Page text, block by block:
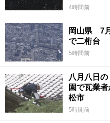
4時間前
岡山県 7
で二桁台
5時間前
八月八日
園で瓦業
松市
5時間前